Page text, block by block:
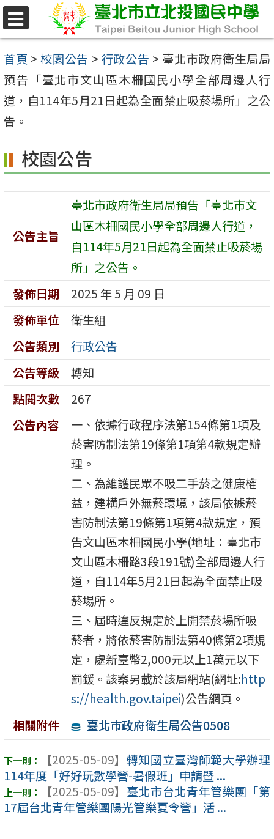
跳
至
主
要
內
容
首頁 > 校園公告 > 行政公告 > 臺北市政府衛生局局
預告「臺北市文山區木柵國民小學全部周邊人行
道，自114年5月21日起為全面禁止吸菸場所」之公
告。
校園公告
公告主旨
臺北市政府衛生局局預告「臺北市文
山區木柵國民小學全部周邊人行道，
自114年5月21日起為全面禁止吸菸場
所」之公告。
發佈日期
2025 年 5 月 09 日
發佈單位
衛生組
公告類別
行政公告
公告等級
轉知
點閱次數
267
公告內容
一、依據行政程序法第154條第1項及
菸害防制法第19條第1項第4款規定辦
理。
二、為維護民眾不吸二手菸之健康權
益，建構戶外無菸環境，該局依據菸
害防制法第19條第1項第4款規定，預
告文山區木柵國民小學(地址：臺北市
文山區木柵路3段191號)全部周邊人行
道，自114年5月21日起為全面禁止吸
菸場所。
三、屆時違反規定於上開禁菸場所吸
菸者，將依菸害防制法第40條第2項規
定，處新臺幣2,000元以上1萬元以下
罰鍰。該案另載於該局網站(網址:http
s://health.gov.taipei)公告網頁。
相關附件
臺北巿政府衛生局公告0508
【2025-05-09】 轉知國立臺灣師範大學辦理
114年度「好好玩數學營-暑假班」申請暨 ...
【2025-05-09】 臺北市台北青年管樂團「第
17屆台北青年管樂團陽光管樂夏令營」活 ...
選
單